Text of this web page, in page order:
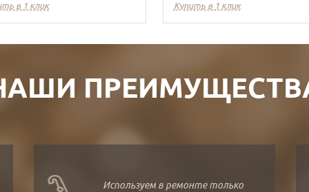
в 1 клик Купить в 1 клик
Используем в ремонте только